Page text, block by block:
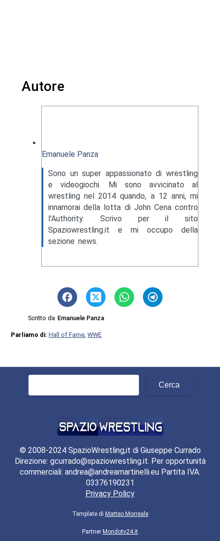
Autore
Emanuele Panza
Sono un super appassionato di wrestling
e videogiochi. Mi sono avvicinato al
wrestling nel 2014 quando, a 12 anni, mi
innamorai della lotta di John Cena contro
l'Authority. Scrivo per il sito
Spaziowrestling.it e mi occupo della
sezione news.
Scritto da Emanuele Panza
Parliamo di:Hall of Fame ,WWE
© 2008-2024 SpazioWrestling,it di Giuseppe Currado
Direzione: gcurrado@spaziowrestling.it. Per opportunità
commerciali: andrea@andreamartinelli.eu Partita IVA:
03376190231
Privacy Policy
Template di Matteo Morreale
Partner Mondotv24.it